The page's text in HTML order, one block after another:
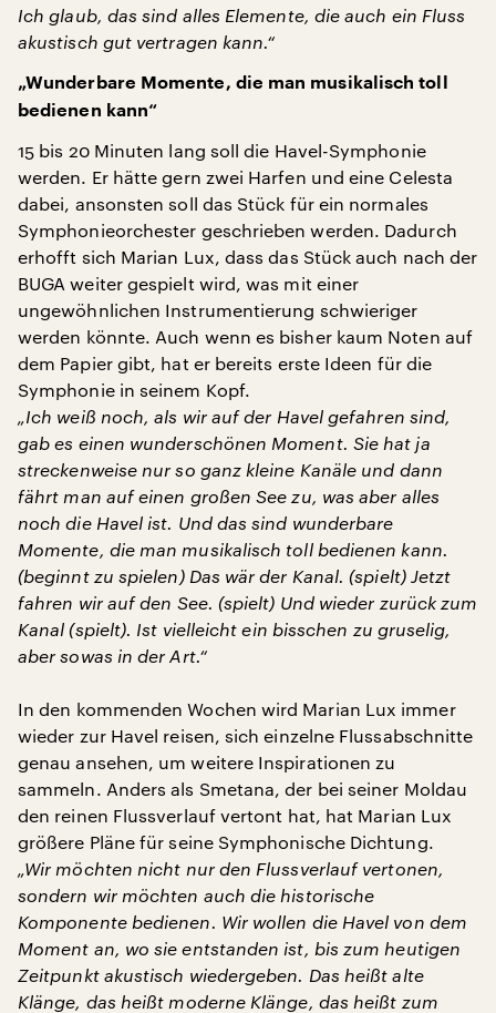
Ich glaub, das sind alles Elemente, die auch ein Fluss
akustisch gut vertragen kann.“
„Wunderbare Momente, die man musikalisch toll
bedienen kann“
15 bis 20 Minuten lang soll die Havel-Symphonie
werden. Er hätte gern zwei Harfen und eine Celesta
dabei, ansonsten soll das Stück für ein normales
Symphonieorchester geschrieben werden. Dadurch
erhofft sich Marian Lux, dass das Stück auch nach der
BUGA weiter gespielt wird, was mit einer
ungewöhnlichen Instrumentierung schwieriger
werden könnte. Auch wenn es bisher kaum Noten auf
dem Papier gibt, hat er bereits erste Ideen für die
Symphonie in seinem Kopf.
„Ich weiß noch, als wir auf der Havel gefahren sind,
gab es einen wunderschönen Moment. Sie hat ja
streckenweise nur so ganz kleine Kanäle und dann
fährt man auf einen großen See zu, was aber alles
noch die Havel ist. Und das sind wunderbare
Momente, die man musikalisch toll bedienen kann.
(beginnt zu spielen) Das wär der Kanal. (spielt) Jetzt
fahren wir auf den See. (spielt) Und wieder zurück zum
Kanal (spielt). Ist vielleicht ein bisschen zu gruselig,
aber sowas in der Art.“
In den kommenden Wochen wird Marian Lux immer
wieder zur Havel reisen, sich einzelne Flussabschnitte
genau ansehen, um weitere Inspirationen zu
sammeln. Anders als Smetana, der bei seiner Moldau
den reinen Flussverlauf vertont hat, hat Marian Lux
größere Pläne für seine Symphonische Dichtung.
„Wir möchten nicht nur den Flussverlauf vertonen,
sondern wir möchten auch die historische
Komponente bedienen. Wir wollen die Havel von dem
Moment an, wo sie entstanden ist, bis zum heutigen
Zeitpunkt akustisch wiedergeben. Das heißt alte
Klänge, das heißt moderne Klänge, das heißt zum